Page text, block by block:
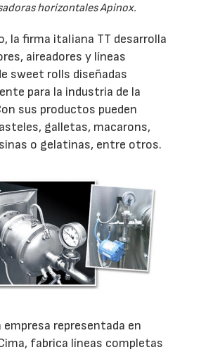
horizontales Apinox.
la firma italiana TT desarrolla
aireadores y líneas
sweet rolls diseñadas
para la industria de la
sus productos pueden
galletas, macarons,
o gelatinas, entre otros.
representada en
fabrica líneas completas